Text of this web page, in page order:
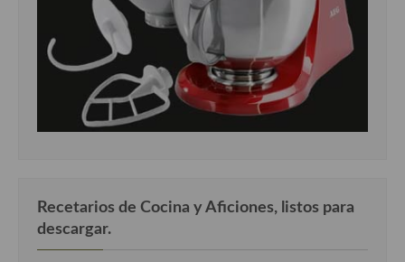
Recetarios de Cocina y Aficiones, listos para
descargar.